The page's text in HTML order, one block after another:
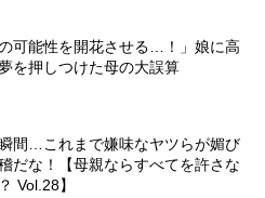
の可能性を開花させる…！」娘に高
を押しつけた母の大誤算
間…これまで嫌味なヤツらが媚び
だな！【母親ならすべてを許さな
Vol.28】